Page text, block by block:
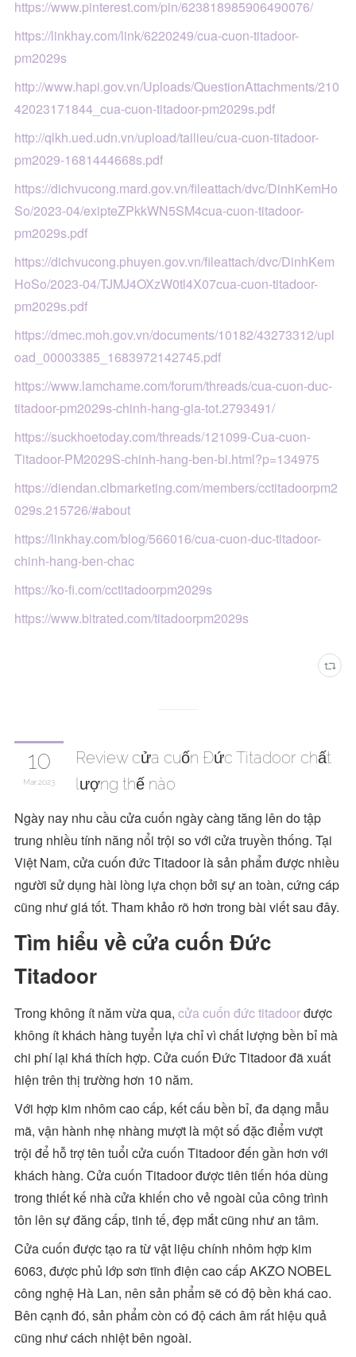
https://www.pinterest.com/pin/623818985906490076/
https://linkhay.com/link/6220249/cua-cuon-titadoor-
pm2029s
http://www.hapi.gov.vn/Uploads/QuestionAttachments/210
42023171844_cua-cuon-titadoor-pm2029s.pdf
http://qlkh.ued.udn.vn/upload/tailieu/cua-cuon-titadoor-
pm2029-1681444668s.pdf
https://dichvucong.mard.gov.vn/fileattach/dvc/DinhKemHo
So/2023-04/exipteZPkkWN5SM4cua-cuon-titadoor-
pm2029s.pdf
https://dichvucong.phuyen.gov.vn/fileattach/dvc/DinhKem
HoSo/2023-04/TJMJ4OXzW0tl4X07cua-cuon-titadoor-
pm2029s.pdf
https://dmec.moh.gov.vn/documents/10182/43273312/upl
oad_00003385_1683972142745.pdf
https://www.lamchame.com/forum/threads/cua-cuon-duc-
titadoor-pm2029s-chinh-hang-gia-tot.2793491/
https://suckhoetoday.com/threads/121099-Cua-cuon-
Titadoor-PM2029S-chinh-hang-ben-bi.html?p=134975
https://diendan.clbmarketing.com/members/cctitadoorpm2
029s.215726/#about
https://linkhay.com/blog/566016/cua-cuon-duc-titadoor-
chinh-hang-ben-chac
https://ko-fi.com/cctitadoorpm2029s
https://www.bitrated.com/titadoorpm2029s
10
Mar 2023
Review cửa cuốn Đức Titadoor chất
lượng thế nào
Ngày nay nhu cầu cửa cuốn ngày càng tăng lên do tập
trung nhiều tính năng nổi trội so với cửa truyền thống. Tại
Việt Nam, cửa cuốn đức Titadoor là sản phẩm được nhiều
người sử dụng hài lòng lựa chọn bởi sự an toàn, cứng cáp
cũng như giá tốt. Tham khảo rõ hơn trong bài viết sau đây.
Tìm hiểu về cửa cuốn Đức
Titadoor
Trong không ít năm vừa qua,cửa cuốn đức titadoorđược
không ít khách hàng tuyển lựa chỉ vì chất lượng bền bỉ mà
chi phí lại khá thích hợp. Cửa cuốn Đức Titadoor đã xuất
hiện trên thị trường hơn 10 năm.
Với hợp kim nhôm cao cấp, kết cấu bền bỉ, đa dạng mẫu
mã, vận hành nhẹ nhàng mượt là một số đặc điểm vượt
trội để hỗ trợ tên tuổi cửa cuốn Titadoor đến gần hơn với
khách hàng. Cửa cuốn Titadoor được tiên tiến hóa dùng
trong thiết kế nhà cửa khiến cho vẻ ngoài của công trình
tôn lên sự đăng cấp, tinh tế, đẹp mắt cũng như an tâm.
Cửa cuốn được tạo ra từ vật liệu chính nhôm hợp kim
6063, được phủ lớp sơn tĩnh điện cao cấp AKZO NOBEL
công nghệ Hà Lan, nên sản phẩm sẽ có độ bền khá cao.
Bên cạnh đó, sản phẩm còn có độ cách âm rất hiệu quả
cũng như cách nhiệt bên ngoài.